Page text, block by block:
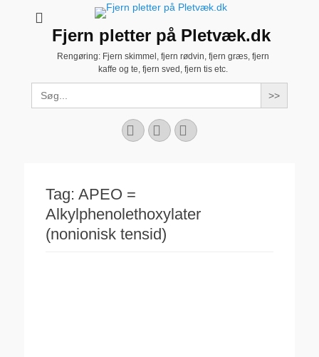
Fjern pletter på Pletvæk.dk
Rengøring: Fjern skimmel, fjern rødvin, fjern græs, fjern
kaffe og te, fjern sved, fjern tis etc.
Search
for:
Facebook
YouTubeInstagram
Tag: APEO =
Alkylphenolethoxylater
(nonionisk tensid)